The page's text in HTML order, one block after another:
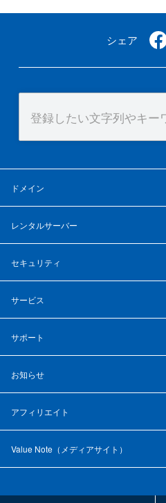
シェア
ドメイン
レンタルサーバー
セキュリティ
サービス
サポート
お知らせ
アフィリエイト
Value Note（ メディアサイト ）